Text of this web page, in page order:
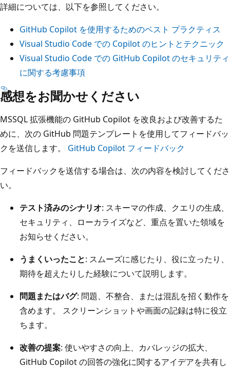
詳細については、以下を参照してください。
GitHub Copilot を使用するためのベスト プラクティス
Visual Studio Code での Copilot のヒントとテクニック
Visual Studio Code での GitHub Copilot のセキュリティ
に関する考慮事項
感想をお聞かせください
MSSQL 拡張機能の GitHub Copilot を改良および改善するた
めに、次の GitHub 問題テンプレートを使用してフィードバッ
クを送信します。 GitHub Copilot フィードバック
フィードバックを送信する場合は、次の内容を検討してくださ
い。
テスト済みのシナリオ: スキーマの作成、クエリの生成、
セキュリティ、ローカライズなど、重点を置いた領域を
お知らせください。
うまくいったこと: スムーズに感じたり、役に立ったり、
期待を超えたりした経験について説明します。
問題またはバグ: 問題、不整合、または混乱を招く動作を
含めます。 スクリーンショットや画面の記録は特に役立
ちます。
改善の提案: 使いやすさの向上、カバレッジの拡大、
GitHub Copilot の回答の強化に関するアイデアを共有し